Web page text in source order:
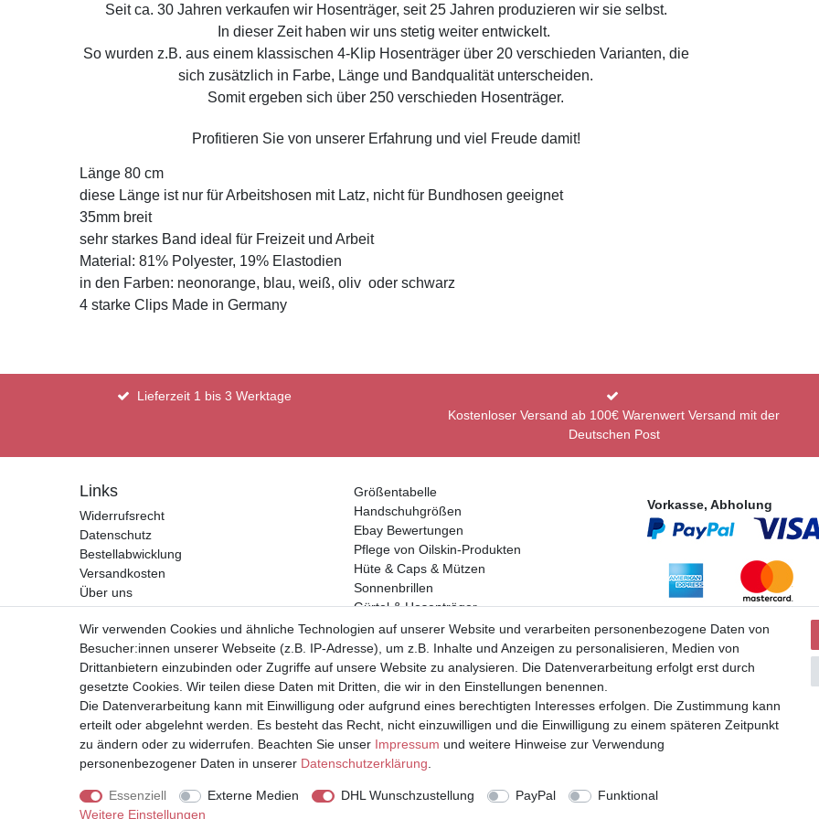
Seit ca. 30 Jahren verkaufen wir Hosenträger, seit 25 Jahren produzieren wir sie selbst.
In dieser Zeit haben wir uns stetig weiter entwickelt.
So wurden z.B. aus einem klassischen 4-Klip Hosenträger über 20 verschieden Varianten, die
sich zusätzlich in Farbe, Länge und Bandqualität unterscheiden.
Somit ergeben sich über 250 verschieden Hosenträger.
Profitieren Sie von unserer Erfahrung und viel Freude damit!
Länge 80 cm
diese Länge ist nur für Arbeitshosen mit Latz, nicht für Bundhosen geeignet
35mm breit
sehr starkes Band ideal für Freizeit und Arbeit
Material: 81% Polyester, 19% Elastodien
in den Farben: neonorange, blau, weiß, oliv oder schwarz
4 starke Clips Made in Germany
Lieferzeit 1 bis 3 Werktage
Kostenloser Versand ab 100€ Warenwert Versand mit der
Deutschen Post
Links
Widerrufsrecht
Datenschutz
Bestellabwicklung
Versandkosten
Über uns
Kontakt
Impressum
AGB
Vertrag widerrufen
Größentabelle
Handschuhgrößen
Ebay Bewertungen
Pflege von Oilskin-Produkten
Hüte & Caps & Mützen
Sonnenbrillen
Gürtel & Hosenträger
Geldbörsen
Vorkasse, Abholung
* Alle Preise inkl. Mehrwertsteuer und zuzüglich Versand | **ehemaliger Verkäuferpreis
Wir verwenden Cookies und ähnliche Technologien auf unserer Website und verarbeiten personenbezogene Daten von
Besucher:innen unserer Webseite (z.B. IP-Adresse), um z.B. Inhalte und Anzeigen zu personalisieren, Medien von
Drittanbietern einzubinden oder Zugriffe auf unsere Website zu analysieren. Die Datenverarbeitung erfolgt erst durch
gesetzte Cookies. Wir teilen diese Daten mit Dritten, die wir in den Einstellungen benennen.
Die Datenverarbeitung kann mit Einwilligung oder aufgrund eines berechtigten Interesses erfolgen. Die Zustimmung kann
erteilt oder abgelehnt werden. Es besteht das Recht, nicht einzuwilligen und die Einwilligung zu einem späteren Zeitpunkt
zu ändern oder zu widerrufen. Beachten Sie unser Impressum und weitere Hinweise zur Verwendung
personenbezogener Daten in unserer Daten­schutz­erklärung
Essenziell Externe Medien DHL Wunschzustellung PayPal
Funktional
Weitere Einstellungen